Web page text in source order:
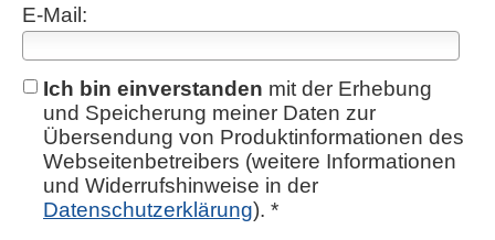
E-Mail:
Ich bin einverstanden mit der Erhebung
und Speicherung meiner Daten zur
Übersendung von Produktinformationen des
Webseitenbetreibers (weitere Informationen
und Widerrufshinweise in der
Datenschutzerklärung). *